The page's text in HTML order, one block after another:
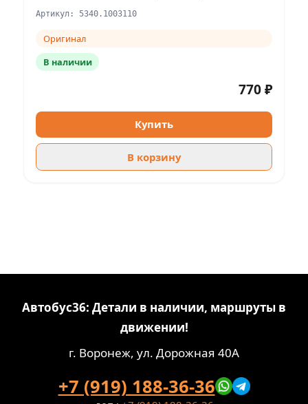
Артикул: 5340.1003110
Оригинал
В наличии
770 ₽
Купить
В корзину
Автобус36: Детали в наличии, маршруты в
движении!
г. Воронеж, ул. Дорожная 40А
+7 (919) 188-36-36